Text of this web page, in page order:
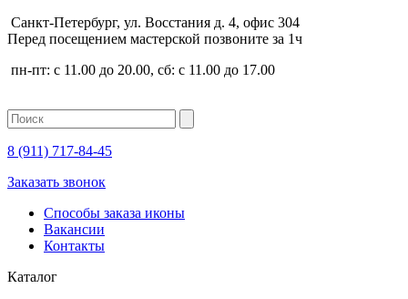
Санкт-Петербург, ул. Восстания д. 4, офис 304
Перед посещением мастерской позвоните за 1ч
пн-пт: с 11.00 до 20.00, сб: с 11.00 до 17.00
8 (911) 717-84-45
Заказать звонок
Способы заказа иконы
Вакансии
Контакты
Каталог